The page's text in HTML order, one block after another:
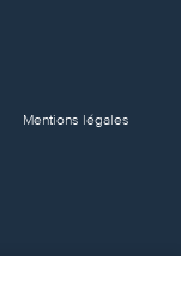
Mentions légales